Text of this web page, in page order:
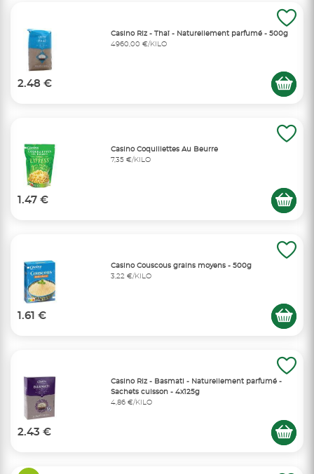
Casino Riz - Thaï - Naturellement parfumé - 500g
4960,00 €/KILO
2.48 €
Casino Coquillettes Au Beurre
7,35 €/KILO
1.47 €
Casino Couscous grains moyens - 500g
3,22 €/KILO
1.61 €
Casino Riz - Basmati - Naturellement parfumé -
Sachets cuisson - 4x125g
4,86 €/KILO
2.43 €